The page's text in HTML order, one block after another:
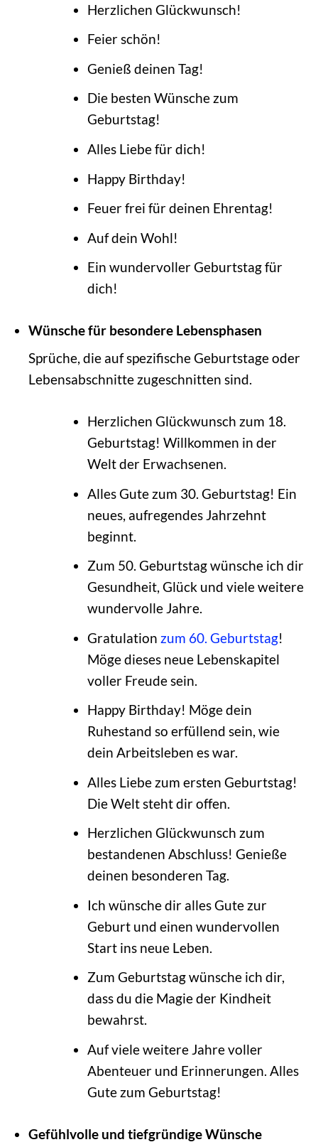
Herzlichen Glückwunsch!
Feier schön!
Genieß deinen Tag!
Die besten Wünsche zum
Geburtstag!
Alles Liebe für dich!
Happy Birthday!
Feuer frei für deinen Ehrentag!
Auf dein Wohl!
Ein wundervoller Geburtstag für
dich!
Wünsche für besondere Lebensphasen
Sprüche, die auf spezifische Geburtstage oder
Lebensabschnitte zugeschnitten sind.
Herzlichen Glückwunsch zum 18.
Geburtstag! Willkommen in der
Welt der Erwachsenen.
Alles Gute zum 30. Geburtstag! Ein
neues, aufregendes Jahrzehnt
beginnt.
Zum 50. Geburtstag wünsche ich dir
Gesundheit, Glück und viele weitere
wundervolle Jahre.
Gratulation zum 60. Geburtstag!
Möge dieses neue Lebenskapitel
voller Freude sein.
Happy Birthday! Möge dein
Ruhestand so erfüllend sein, wie
dein Arbeitsleben es war.
Alles Liebe zum ersten Geburtstag!
Die Welt steht dir offen.
Herzlichen Glückwunsch zum
bestandenen Abschluss! Genieße
deinen besonderen Tag.
Ich wünsche dir alles Gute zur
Geburt und einen wundervollen
Start ins neue Leben.
Zum Geburtstag wünsche ich dir,
dass du die Magie der Kindheit
bewahrst.
Auf viele weitere Jahre voller
Abenteuer und Erinnerungen. Alles
Gute zum Geburtstag!
Gefühlvolle und tiefgründige Wünsche